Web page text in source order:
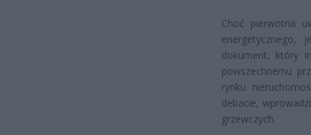
Choć pierwotna
energetycznego,
dokument, który
powszechnemu
rynku
debacie,
grzewczych.